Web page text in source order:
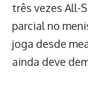
três vezes All-
parcial no
joga desde
ainda deve